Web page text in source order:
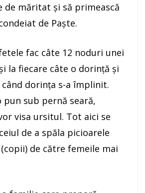
de măritat şi să primească
de Paşte.
fac câte 12 noduri unei
la fiecare câte o dorinţă şi
când dorinţa s-a împlinit.
pun sub pernă seară,
visa ursitul. Tot aici se
de a spăla picioarele
de către femeile mai